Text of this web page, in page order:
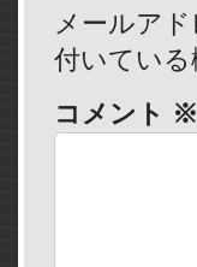
メールア
付いている
コメント ※